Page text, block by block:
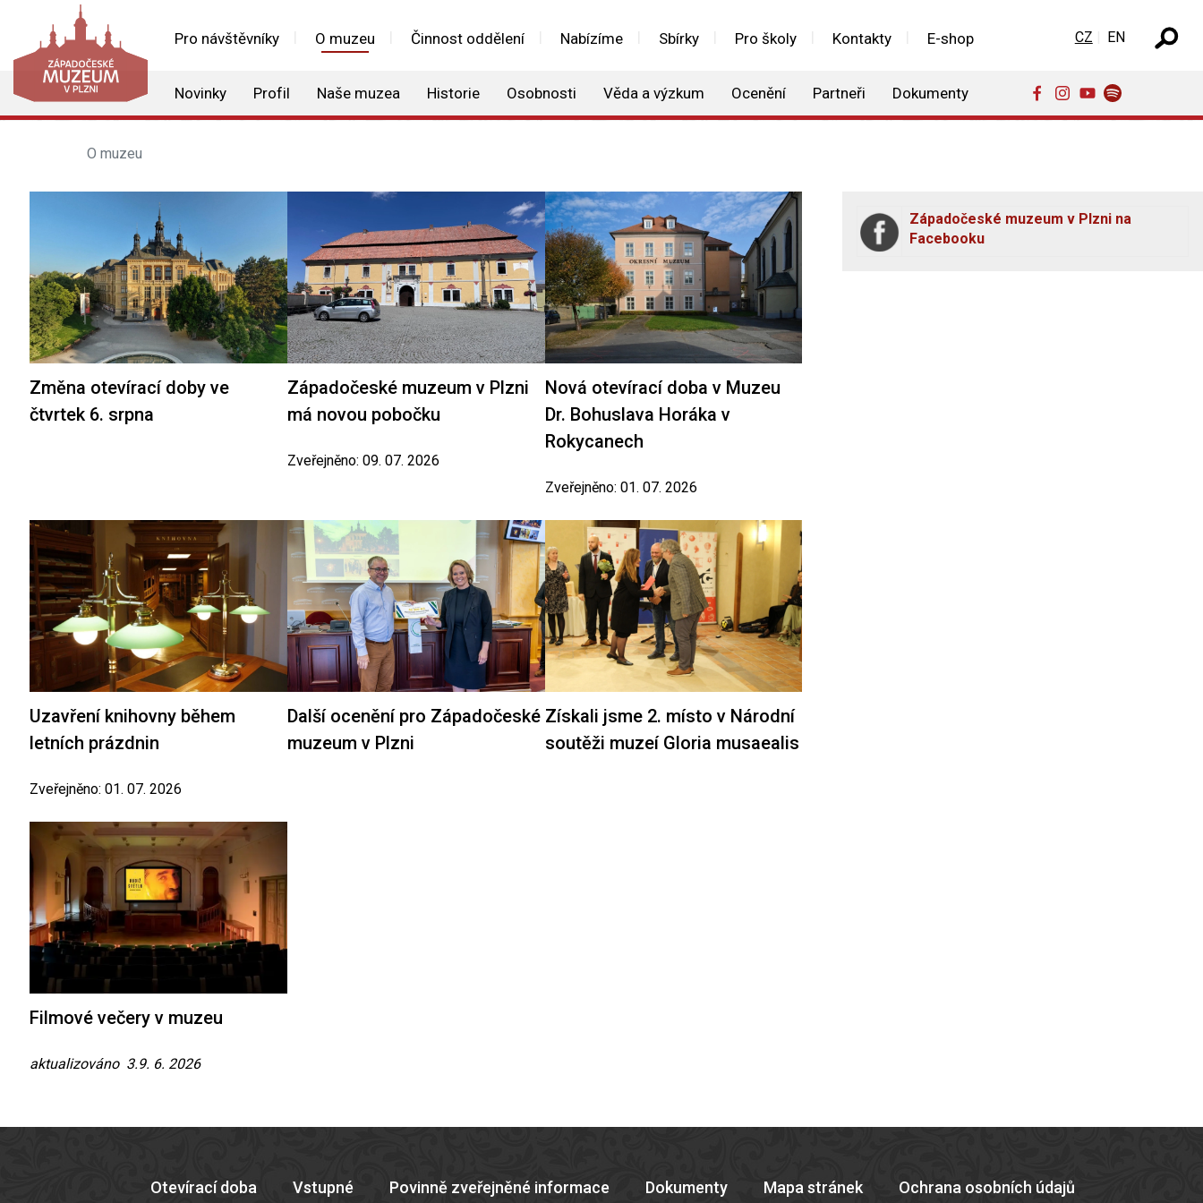
Pro návštěvníky O muzeu Činnost oddělení Nabízíme Sbírky Pro školy Kontakty E-shop
Novinky Profil Naše muzea Historie Osobnosti Věda a výzkum Ocenění Partneři Dokumenty
Zvolte jazyk
CZ EN
O muzeu
Změna otevírací doby ve
čtvrtek 6. srpna
Západočeské muzeum v Plzni
má novou pobočku
Zveřejněno: 09. 07. 2026
Nová otevírací doba v Muzeu
Dr. Bohuslava Horáka v
Rokycanech
Zveřejněno: 01. 07. 2026
Uzavření knihovny během
letních prázdnin
Zveřejněno: 01. 07. 2026
Další ocenění pro Západočeské
muzeum v Plzni
Získali jsme 2. místo v Národní
soutěži muzeí Gloria musaealis
Filmové večery v muzeu
aktualizováno 3.9. 6. 2026
Západočeské muzeum v Plzni na
Facebooku
Otevírací doba Vstupné Povinně zveřejněné informace Dokumenty Mapa stránek Ochrana osobních údajů